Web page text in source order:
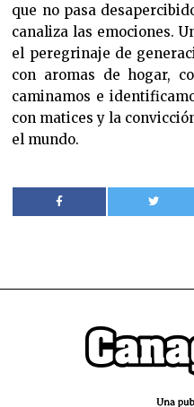
que no pasa
canaliza las emociones.
el peregrinaje de
con aromas de hogar,
caminamos e
con matices y la
el mundo.